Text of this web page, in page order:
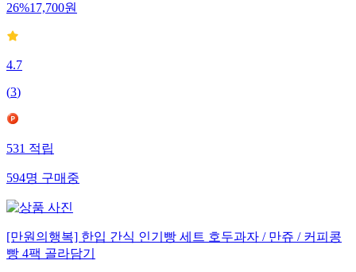
26%17,700원
4.7
(3)
531적립
594명구매중
[만원의행복] 한입 간식 인기빵 세트 호두과자 / 만쥬 / 커피콩
빵 4팩 골라담기